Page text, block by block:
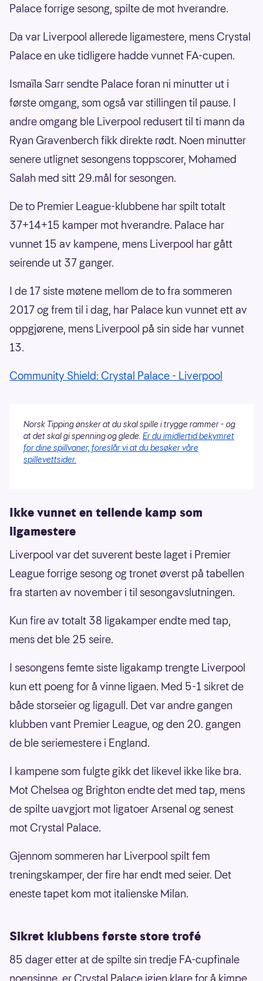
Palace forrige sesong, spilte de mot hverandre.
Da var Liverpool allerede ligamestere, mens Crystal
Palace en uke tidligere hadde vunnet FA-cupen.
Ismaïla Sarr sendte Palace foran ni minutter ut i
første omgang, som også var stillingen til pause. I
andre omgang ble Liverpool redusert til ti mann da
Ryan Gravenberch fikk direkte rødt. Noen minutter
senere utlignet sesongens toppscorer, Mohamed
Salah med sitt 29.mål for sesongen.
De to Premier League-klubbene har spilt totalt
37+14+15 kamper mot hverandre. Palace har
vunnet 15 av kampene, mens Liverpool har gått
seirende ut 37 ganger.
I de 17 siste møtene mellom de to fra sommeren
2017 og frem til i dag, har Palace kun vunnet ett av
oppgjørene, mens Liverpool på sin side har vunnet
13.
Community Shield: Crystal Palace - Liverpool
Norsk Tipping ønsker at du skal spille i trygge rammer - og
at det skal gi spenning og glede. Er du imidlertid bekymret
for dine spillvaner, foreslår vi at du besøker våre
spillevettsider.
Ikke vunnet en tellende kamp som
ligamestere
Liverpool var det suverent beste laget i Premier
League forrige sesong og tronet øverst på tabellen
fra starten av november i til sesongavslutningen.
Kun fire av totalt 38 ligakamper endte med tap,
mens det ble 25 seire.
I sesongens femte siste ligakamp trengte Liverpool
kun ett poeng for å vinne ligaen. Med 5-1 sikret de
både storseier og ligagull. Det var andre gangen
klubben vant Premier League, og den 20. gangen
de ble seriemestere i England.
I kampene som fulgte gikk det likevel ikke like bra.
Mot Chelsea og Brighton endte det med tap, mens
de spilte uavgjort mot ligatoer Arsenal og senest
mot Crystal Palace.
Gjennom sommeren har Liverpool spilt fem
treningskamper, der fire har endt med seier. Det
eneste tapet kom mot italienske Milan.
Sikret klubbens første store trofé
85 dager etter at de spilte sin tredje FA-cupfinale